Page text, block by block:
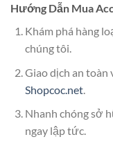
Hướng Dẫn Mua
Khám phá hàng
chúng tôi.
Giao dịch an
Shopcoc.net.
Nhanh chóng sở
ngay lập tức.